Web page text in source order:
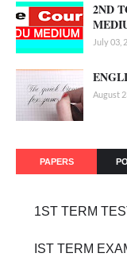
2ND
July 03,
August
PAPERS
1ST TERM
IST TERM